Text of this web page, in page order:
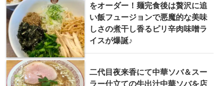
をオーダー！麺完食後は贅沢に追
い飯フュージョンで悪魔的な美味
しさの煮干し香るピリ辛肉味噌ラ
イスが爆誕♪
二代目夜来香にて中華ソバ＆スー
ラー仕立ての牛出汁中華ソバを店